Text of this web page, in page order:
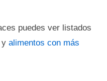
puedes ver listados
y alimentos con más